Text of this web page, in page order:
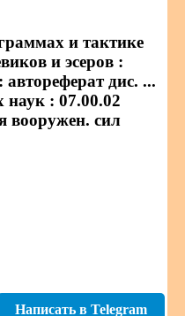
и тактике
и эсеров :
дис. ...
наук : 07.00.02
вооружен. сил
Написать в Telegram